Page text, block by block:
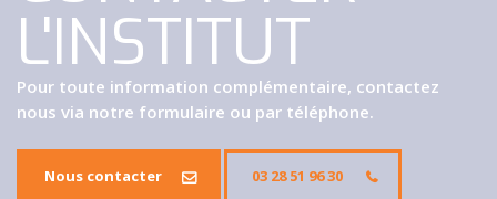
L'INSTITUT
Pour toute information complémentaire, contactez
nous via notre formulaire ou par téléphone.
Nous contacter 03 28 51 96 30